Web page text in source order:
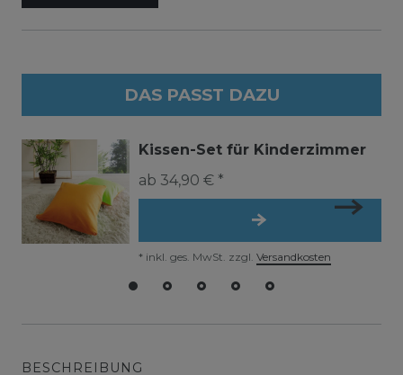
DAS PASST DAZU
Kissen-Set für Kinderzimmer
ab 34,90 € *
* inkl. ges. MwSt. zzgl. Versandkosten
BESCHREIBUNG